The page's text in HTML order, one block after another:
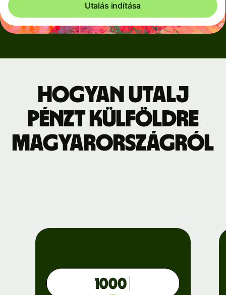
Utalás indítása
Hogyan utalj
pénzt külföldre
Magyarországról